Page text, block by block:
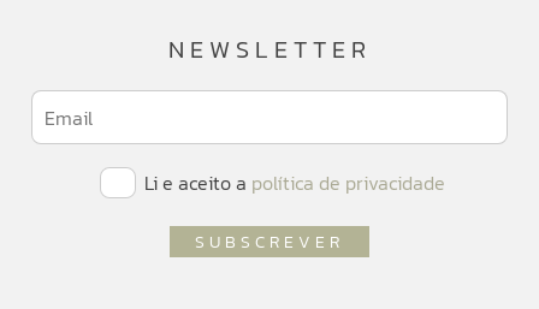
NEWSLETTER
Li e aceito a política de privacidade